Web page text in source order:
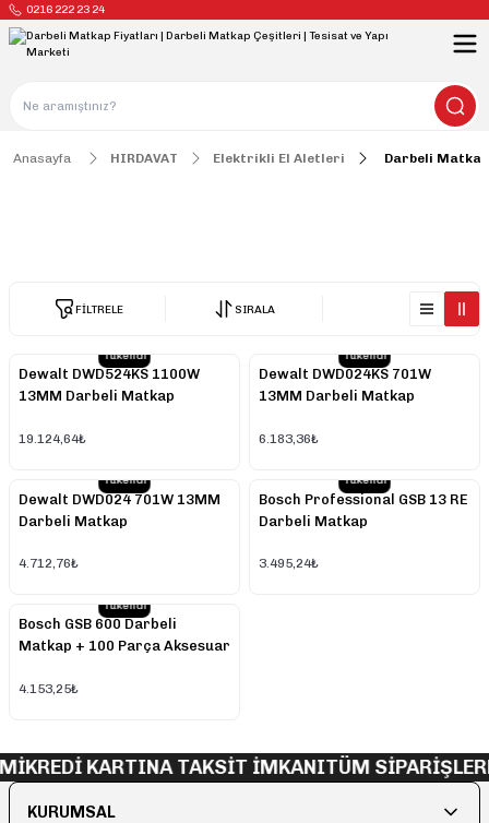
0216 222 23 24
Anasayfa HIRDAVAT Elektrikli El Aletleri Darbeli Matkap
FİLTRELE SIRALA
Tükendi
Dewalt DWD524KS 1100W
13MM Darbeli Matkap
19.124,64₺
Tükendi
Dewalt DWD024KS 701W
13MM Darbeli Matkap
6.183,36₺
Tükendi
Dewalt DWD024 701W 13MM
Darbeli Matkap
4.712,76₺
Tükendi
Bosch Professional GSB 13 RE
Darbeli Matkap
3.495,24₺
Tükendi
Bosch GSB 600 Darbeli
Matkap + 100 Parça Aksesuar
4.153,25₺
KREDİ KARTINA TAKSİT İMKANITÜM
KURUMSAL